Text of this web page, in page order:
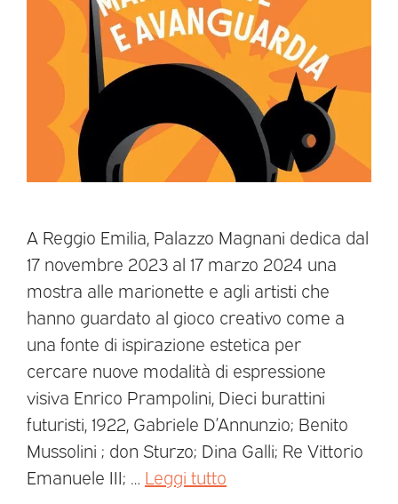
A Reggio Emilia, Palazzo Magnani dedica dal
17 novembre 2023 al 17 marzo 2024 una
mostra alle marionette e agli artisti che
hanno guardato al gioco creativo come a
una fonte di ispirazione estetica per
cercare nuove modalità di espressione
visiva Enrico Prampolini, Dieci burattini
futuristi, 1922, Gabriele D’Annunzio; Benito
Mussolini ; don Sturzo; Dina Galli; Re Vittorio
Emanuele III; … Leggi tutto